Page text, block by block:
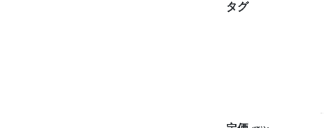
タグ